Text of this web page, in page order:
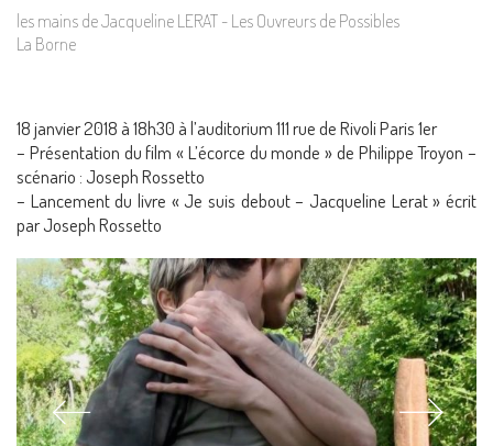
les mains de Jacqueline LERAT - Les Ouvreurs de Possibles
La Borne
18 janvier 2018 à 18h30 à l’auditorium 111 rue de Rivoli Paris 1er
– Présentation du film « L’écorce du monde » de Philippe Troyon –
scénario : Joseph Rossetto
– Lancement du livre « Je suis debout – Jacqueline Lerat » écrit
par Joseph Rossetto